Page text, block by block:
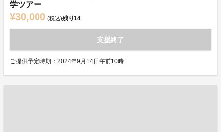
学ツアー
¥30,000 (税込)残り14
支援終了
ご提供予定時期：2024年9月14日午前10時